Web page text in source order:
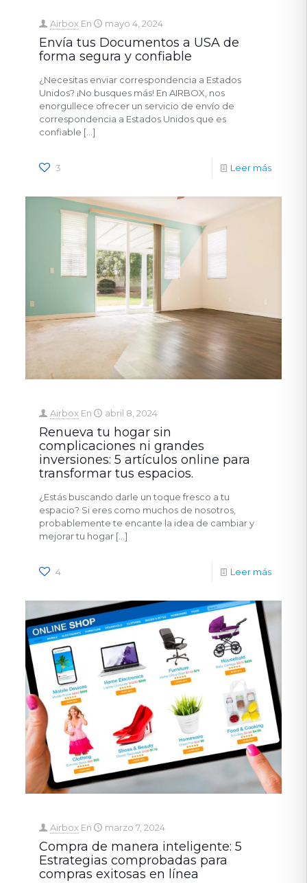
Airbox En mayo 4, 2024
Envía tus Documentos a USA de
forma segura y confiable
¿Necesitas enviar correspondencia a Estados
Unidos? ¡No busques más! En AIRBOX, nos
enorgullece ofrecer un servicio de envío de
correspondencia a Estados Unidos que es
confiable […]
3 Leer más
Airbox En abril 8, 2024
Renueva tu hogar sin
complicaciones ni grandes
inversiones: 5 artículos online para
transformar tus espacios.
¿Estás buscando darle un toque fresco a tu
espacio? Si eres como muchos de nosotros,
probablemente te encante la idea de cambiar y
mejorar tu hogar[…]
4 Leer más
Airbox En marzo 7, 2024
Compra de manera inteligente: 5
Estrategias comprobadas para
compras exitosas en línea